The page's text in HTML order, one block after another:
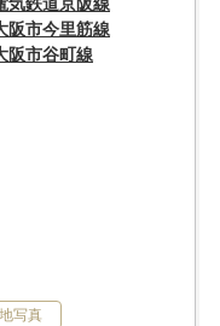
阪市今里筋線
阪市谷町線
写真